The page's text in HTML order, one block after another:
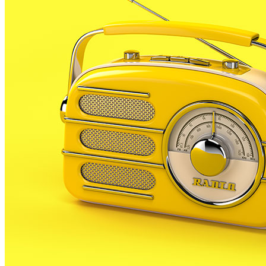
Serà a partir de demà que aquesta línia que opera
durant tota la nit, de 12 a 6, arribarà a Malgrat en
dues parades, totes dues a la zona turística del
Fins la temporada d’estiu hi haurà quatre serveis
entre setmana i vuit les nits de divendres i dissabte.
Ja en temporada turística, a partir de juny, hi haurà
vuit serveis les nit de diumenges a dijous i fins a deu
en les nits de divendres i dissabte. A més, tota la flota
d’autobusos de la línia estarà adaptada per a
persones amb mobilitat reduïda.
Aquesta línia N82 passa per parades a Santa Susanna,